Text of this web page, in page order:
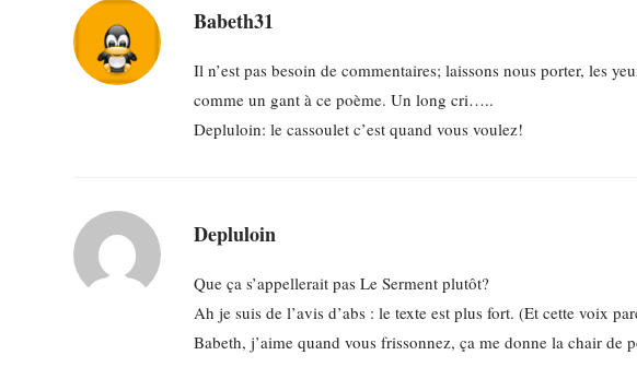
Babeth31
Il n’est pas besoin de commentaires; laissons nous porter, les
comme un gant à ce poème. Un long cri…..
Depluloin: le cassoulet c’est quand vous voulez!
Depluloin
Que ça s’appellerait pas Le Serment plutôt?
Ah je suis de l’avis d’abs : le texte est plus fort. (Et cette voix
Babeth, j’aime quand vous frissonnez, ça me donne la chair de